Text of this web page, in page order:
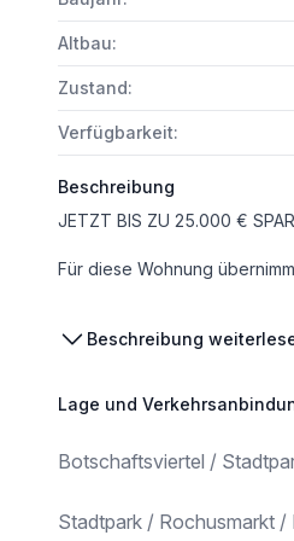
Altbau:
Zustand:
Verfügbarkeit:
Beschreibung
JETZT BIS ZU 25.000 €
Für diese Wohnung übernimmt die 3SI Immogroup die Grundbuch- und
Zum Verkauf steht eine großzügige 3,5-Zimmer-
Das Besondere: Die Wohnung wird nicht vorab saniert, sondern in enger
_Aktuelle Raumaufteilung:_
Beschreibung
Lage und
Botschaftsviertel /
Stadtpark / Rochusmarkt